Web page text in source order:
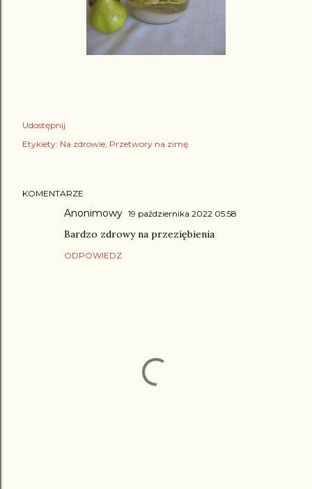
Udostępnij
Etykiety: Na zdrowie Przetwory na zimę
KOMENTARZE
Anonimowy 19 października 2022 05:58
Bardzo zdrowy na przeziębienia
ODPOWIEDZ